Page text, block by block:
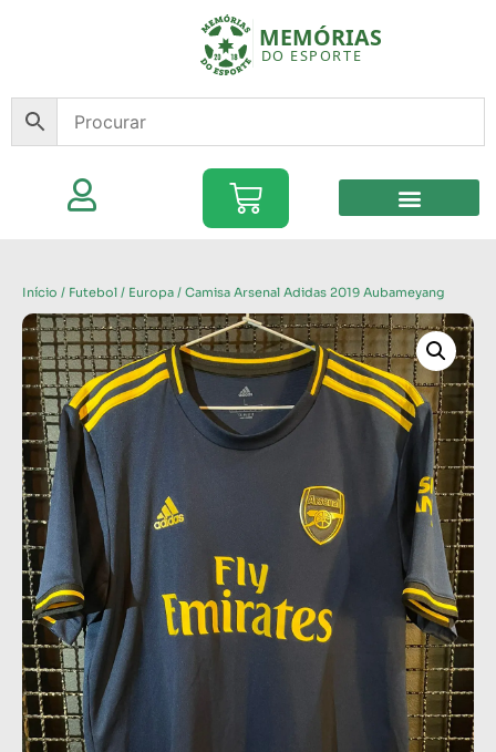
Início / Futebol / Europa / Camisa Arsenal Adidas 2019 Aubameyang